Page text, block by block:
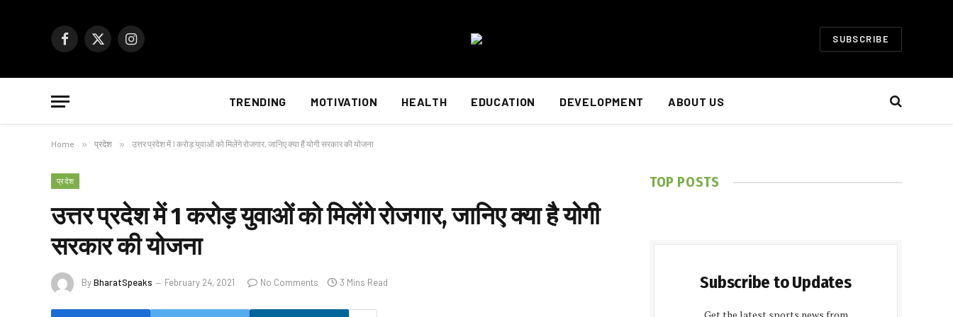
Facebook
X
Instagram SUBSCRIBE
TRENDING MOTIVATION HEALTH EDUCATION DEVELOPMENT ABOUT US
Home » प्रदेश » उत्तर प्रदेश में 1 करोड़ युवाओं को मिलेंगे रोजगार, जानिए क्या है योगी सरकार की योजना
प्रदेश
उत्तर प्रदेश में 1 करोड़ युवाओं को मिलेंगे रोजगार, जानिए क्या है योगी
सरकार की योजना
ByBharatSpeaks February 24, 2021 No Comments 3 Mins Read
TOP POSTS
Subscribe to Updates